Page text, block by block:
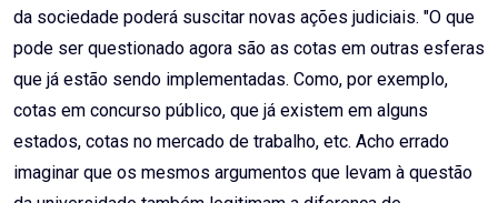
da sociedade poderá suscitar novas ações judiciais. "O que
pode ser questionado agora são as cotas em outras esferas
que já estão sendo implementadas. Como, por exemplo,
cotas em concurso público, que já existem em alguns
estados, cotas no mercado de trabalho, etc. Acho errado
imaginar que os mesmos argumentos que levam à questão